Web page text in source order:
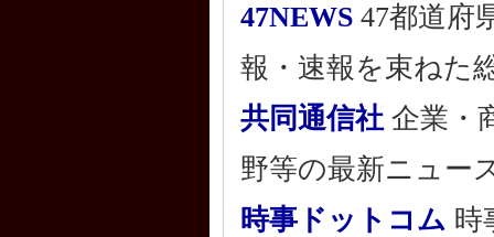
47NEWS 47都道府
報・速報を束ねた
共同通信社 企業・
野等の最新ニュー
時事ドットコム 時